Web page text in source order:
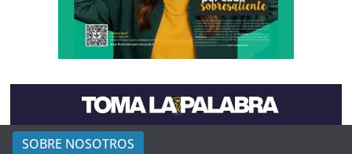
SOBRE NOSOTROS